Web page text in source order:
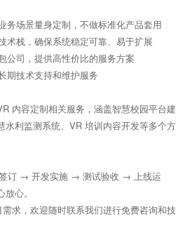
务场景量身定制，不做标准化产品套用
术栈，确保系统稳定可靠、易于扩展
公司，提供高性价比的服务方案
期技术支持和维护服务
内容定制相关服务，涵盖智慧校园平台建
水利监测系统、VR 培训内容开发等多个方
订 → 开发实施 → 测试验收 → 上线运
心。
求，欢迎随时联系我们进行免费咨询和技